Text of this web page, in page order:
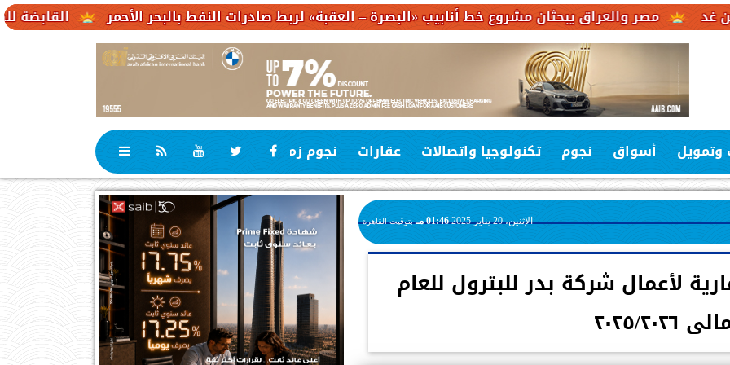
القابضة للكهرباء : 23,1 مليار جنيه حجم استثمارات مستهدفة والعراق يبحثان مشروع خط أنابيب «البصرة – العقبة» لربط صادرات النفط بالبحر الأحمر
وتمويل أسواق نجوم تكنولوجيا واتصالات عقارات نجوم زمان رياضة
الإثنين، 20 يناير 2025 01:46 مـ بتوقيت القاهرة
لأعمال شركة بدر للبترول للعام
٢٠٢٥/٢٠٢٦